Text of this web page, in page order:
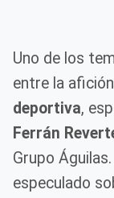
Uno de los
entre la
deportiva,
Ferrán
Grupo
especulado